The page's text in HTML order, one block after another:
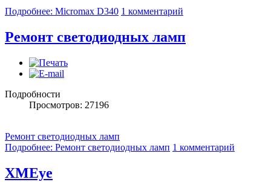
Подробнее: Micromax D340 1 комментарий
Ремонт светодиодных ламп
Подробности
Просмотров: 27196
Ремонт светодиодных ламп
Подробнее: Ремонт светодиодных ламп 1 комментарий
XMEye